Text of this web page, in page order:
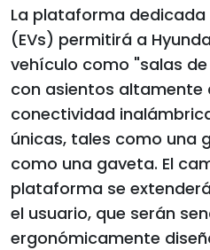
La plataforma
(EVs) permitirá a
vehículo como "salas
con asientos altamente
conectividad
únicas, tales como una
como una gaveta. El
plataforma se
el usuario, que serán
ergonómicamente